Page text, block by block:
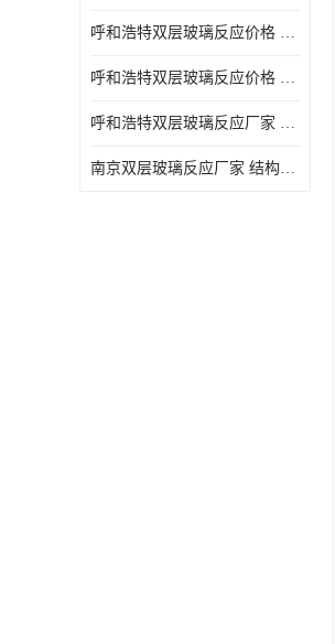
呼和浩特双层玻璃反应价格 安全稳定 机械性能好
呼和浩特双层玻璃反应价格 结构紧凑 可做加热反应
呼和浩特双层玻璃反应厂家 转速恒定 空载不宜高速运转
南京双层玻璃反应厂家 结构紧凑 可连续工作 可做加热反应